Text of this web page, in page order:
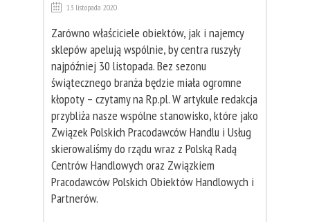
13 listopada 2020
Zarówno właściciele obiektów, jak i najemcy
sklepów apelują wspólnie, by centra ruszyły
najpóźniej 30 listopada. Bez sezonu
świątecznego branża będzie miała ogromne
kłopoty – czytamy na Rp.pl. W artykule redakcja
przybliża nasze wspólne stanowisko, które jako
Związek Polskich Pracodawców Handlu i Usług
skierowaliśmy do rządu wraz z Polską Radą
Centrów Handlowych oraz Związkiem
Pracodawców Polskich Obiektów Handlowych i
Partnerów.